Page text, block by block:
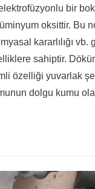
bir
oksittir. Bu
kararlılığı vb.
sahiptir.
özelliği yuvarlak
dolgu kumu